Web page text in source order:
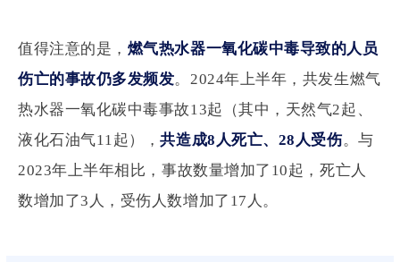
值得注意的是， 燃气热水器一氧化碳中毒导致的人员
伤亡的事故仍多发频发。2024年上半年，共发生燃气
热水器一氧化碳中毒事故13起（其中，天然气2起、
液化石油气11起），共造成8人死亡、28人受伤。与
2023年上半年相比，事故数量增加了10起，死亡人
数增加了3人，受伤人数增加了17人。